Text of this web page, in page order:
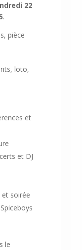
22
.
pièce
loto,
et
et DJ
soirée
le